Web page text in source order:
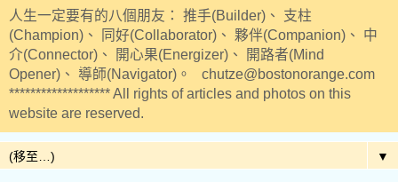
人生一定要有的八個朋友： 推手(Builder)、 支柱
(Champion)、 同好(Collaborator)、 夥伴(Companion)、 中
介(Connector)、 開心果(Energizer)、 開路者(Mind
Opener)、 導師(Navigator)。 chutze@bostonorange.com
******************* All rights of articles and photos on this
website are reserved.
▼